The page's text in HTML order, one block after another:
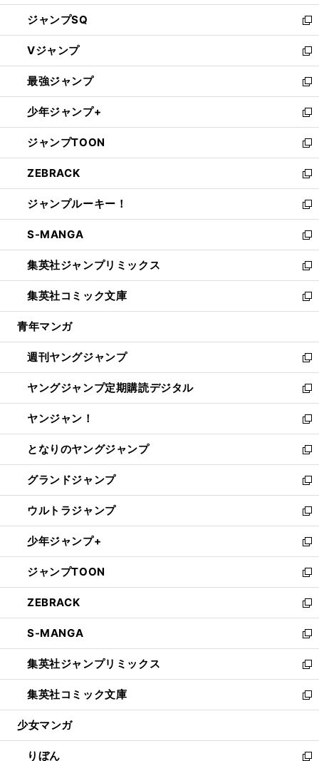
し
い
ウ
ィ
ン
ド
ウ
で
開
く
ジャンプSQ
新
し
い
ウ
ィ
ン
ド
ウ
で
開
く
Vジャンプ
新
し
い
ウ
ィ
ン
ド
ウ
で
開
く
最強ジャンプ
新
し
い
ウ
ィ
ン
ド
ウ
で
開
く
少年ジャンプ+
新
し
い
ウ
ィ
ン
ド
ウ
で
開
く
ジャンプTOON
新
し
い
ウ
ィ
ン
ド
ウ
で
開
く
ZEBRACK
新
し
い
ウ
ィ
ン
ド
ウ
で
開
ジャンプルーキー！
新
し
い
ウ
ィ
ン
ド
ウ
開
く
S-MANGA
新
し
い
ウ
ィ
ン
ウ
で
開
く
集英社ジャンプリミックス
新
し
い
ウ
ン
ド
ウ
で
開
く
集英社コミック文庫
新
し
ウ
ィ
ン
ド
ウ
で
開
く
青年マンガ
週刊ヤングジャンプ
新
し
い
ウ
ィ
ン
ド
ウ
で
開
く
ヤングジャンプ定期購読デジタル
新
し
い
ウ
ィ
ン
ド
ウ
で
開
く
ヤンジャン！
新
し
い
ウ
ィ
ン
ド
ウ
で
開
く
となりのヤングジャンプ
新
し
い
ウ
ィ
ン
ド
ウ
で
開
く
グランドジャンプ
新
し
い
ウ
ィ
ン
ド
ウ
で
開
く
ウルトラジャンプ
新
し
い
ウ
ィ
ン
ド
ウ
で
開
く
少年ジャンプ+
新
し
い
ウ
ィ
ン
ド
ウ
で
開
く
ジャンプTOON
新
し
い
ウ
ィ
ン
ド
ウ
で
開
ZEBRACK
新
し
い
ウ
ィ
ン
ド
ウ
開
く
S-MANGA
新
し
い
ウ
ィ
ン
ウ
で
集英社ジャンプリミックス
新
し
い
ウ
ン
ド
集英社コミック文庫
新
し
ウ
ィ
少女マンガ
りぼん